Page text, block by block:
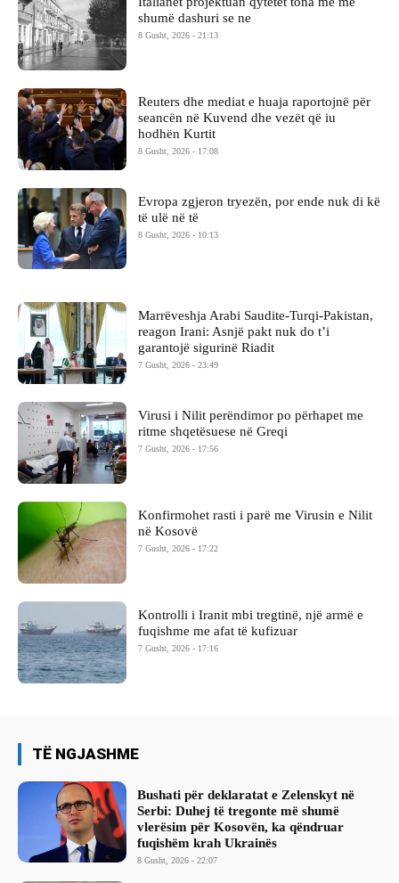
shumë dashuri se ne
8 Gusht, 2026 - 21:13
Reuters dhe mediat e huaja raportojnë për
seancën në Kuvend dhe vezët që iu
hodhën Kurtit
8 Gusht, 2026 - 17:08
Evropa zgjeron tryezën, por ende nuk di kë
të ulë në të
8 Gusht, 2026 - 10:13
Marrëveshja Arabi Saudite-Turqi-Pakistan,
reagon Irani: Asnjë pakt nuk do t’i
garantojë sigurinë Riadit
7 Gusht, 2026 - 23:49
Virusi i Nilit perëndimor po përhapet me
ritme shqetësuese në Greqi
7 Gusht, 2026 - 17:56
Konfirmohet rasti i parë me Virusin e Nilit
në Kosovë
7 Gusht, 2026 - 17:22
Kontrolli i Iranit mbi tregtinë, një armë e
fuqishme me afat të kufizuar
7 Gusht, 2026 - 17:16
TË NGJASHME
Bushati për deklaratat e Zelenskyt në
Serbi: Duhej të tregonte më shumë
vlerësim për Kosovën, ka qëndruar
fuqishëm krah Ukrainës
8 Gusht, 2026 - 22:07